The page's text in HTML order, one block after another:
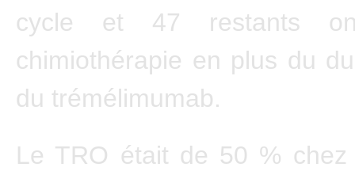
cycle et 47 restants
chimiothérapie en plus du
du trémélimumab.
Le TRO était de 50 % chez